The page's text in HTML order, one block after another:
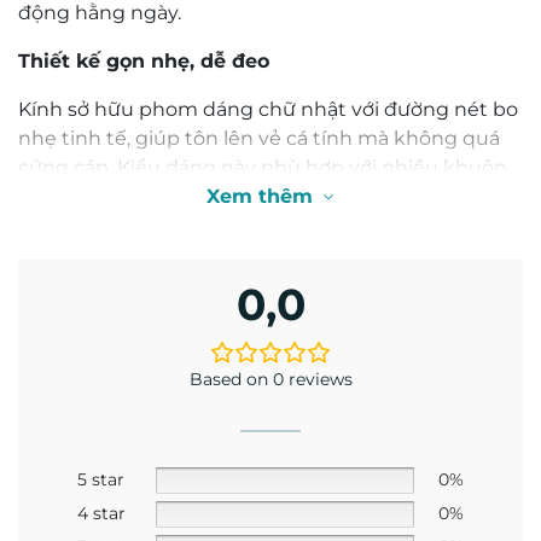
động hằng ngày.
Thiết kế gọn nhẹ, dễ đeo
Kính sở hữu phom dáng chữ nhật với đường nét bo
nhẹ tinh tế, giúp tôn lên vẻ cá tính mà không quá
cứng cáp. Kiểu dáng này phù hợp với nhiều khuôn
mặt và dễ dàng sử dụng trong nhiều hoàn cảnh –
Gọng kính được làm từ nhựa Acetate, chất liệu bền
đẹp và nhẹ, tạo cảm giác chắc chắn nhưng không
tăng độ ổn định khi đeo, giảm trơn trượt và giữ kính
luôn vừa vặn trong suốt quá trình sử dụng.
Tông màu dễ phối – Đen bóng và tròng trà sành
Xem thêm
0,0
Based on 0 reviews
5 star
0%
4 star
0%